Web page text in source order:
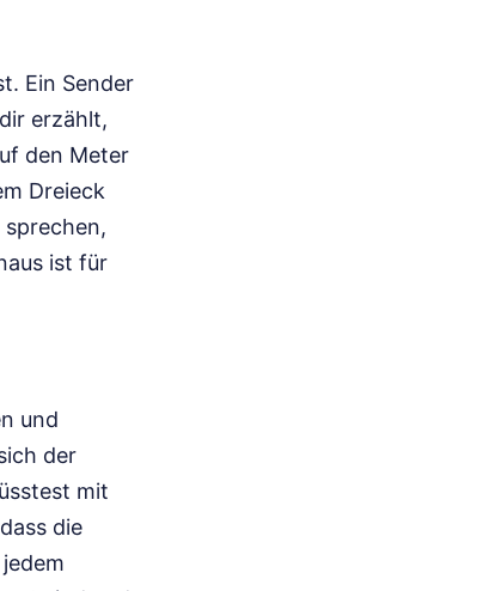
Ein Sender
erzählt,
den Meter
Dreieck
ist für
und
der
mit
die